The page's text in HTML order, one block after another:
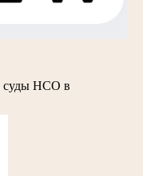
суды НСО в